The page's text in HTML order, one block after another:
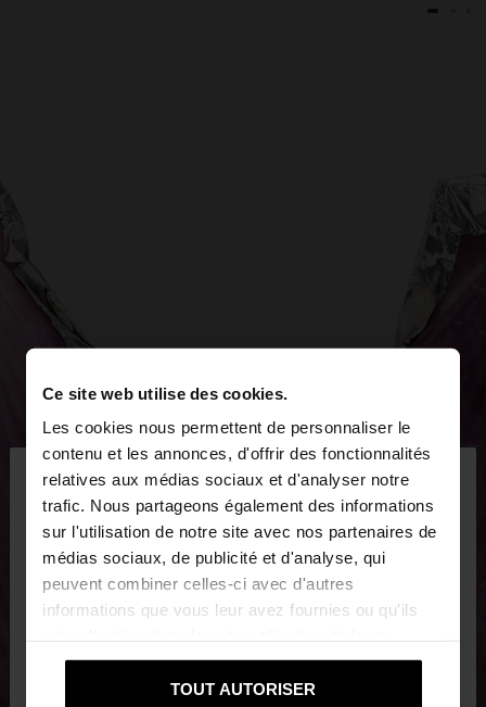
Ce site web utilise des cookies.
Les cookies nous permettent de personnaliser le
contenu et les annonces, d'offrir des fonctionnalités
relatives aux médias sociaux et d'analyser notre
trafic. Nous partageons également des informations
sur l'utilisation de notre site avec nos partenaires de
médias sociaux, de publicité et d'analyse, qui
peuvent combiner celles-ci avec d'autres
informations que vous leur avez fournies ou qu'ils
services.
TOUT AUTORISER
bonjour ×
Vous accédez au site depuis Luxembourg. Voulez-
vous parcourir notre site au United States?